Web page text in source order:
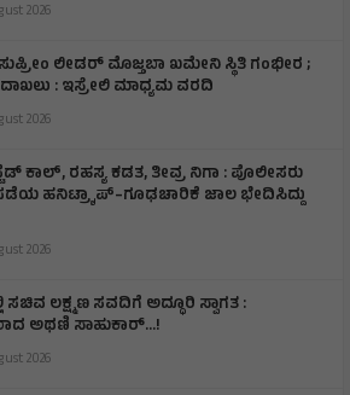
2026
ಲೀಡರ್‌ ಮೊಜ್ತಬಾ ಖಮೇನಿ ಸ್ಥಿತಿ ಗಂಭೀರ ;
ದಾಖಲು : ಇಸ್ರೇಲಿ ಮಾಧ್ಯಮ ವರದಿ
2026
ಕಾಲ್‌, ರಹಸ್ಯ ಕಡತ, ತೀವ್ರ ನಿಗಾ : ಪೊಲೀಸರು
ಹನಿಟ್ರ್ಯಾಪ್–ಗೂಢಚಾರಿಕೆ ಜಾಲ ಭೇದಿಸಿದ್ದು
2026
ಸಚಿವ ಲಕ್ಷ್ಮಣ ಸವದಿಗೆ ಅದ್ಧೂರಿ ಸ್ವಾಗತ :
ಅಥಣಿ ಸಾಹುಕಾರ್...!
2026